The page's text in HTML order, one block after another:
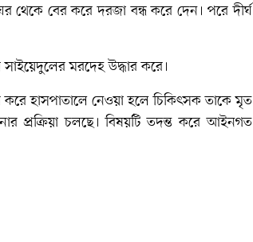
থেকে বের করে দরজা বন্ধ করে দেন। পরে দীর্ঘ
মরদেহ উদ্ধার করে।
হাসপাতালে নেওয়া হলে চিকিৎসক তাকে মৃত
প্রক্রিয়া চলছে। বিষয়টি তদন্ত করে আইনগত